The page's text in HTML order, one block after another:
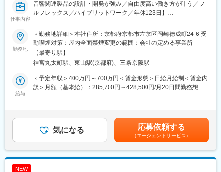
助など充実した福利厚生があります。また、頑張りを少しでも還
元したいとの思いから数年ごとに社員旅行があり、2018年には社
変更の範囲：会社の定める業務
仕事内容
音響関連製品の設計・開発が強み／自由度高い働き方が叶う／フ
ルフレックス／ハイブリットワーク／年休123日】
■職務内容：
回路・基板設計エンジニアとして、オーディオ製品または新規プ
ロダクト開発に携わっていただきます。
入社後はベテランエンジニアのもとで、仕様検討～設計～評価ま
で段階的に経験を積んでいただきます。
※プロジェクトや担当フェーズはご経験により決定いたします。
製品の設計を実施しております。
＜2＞新規プロジェクトの設計：
ネットワーク・センサー・AI・モバイルアプリを組み合わせた、
勤務地
＜勤務地詳細＞本社住所：京都府京都市左京区岡崎徳成町24-6 受
動喫煙対策：屋内全面禁煙変更の範囲：会社の定める事業所
【最寄り駅】
神宮丸太町駅、東山駅(京都府)、三条京阪駅
給与
＜予定年収＞400万円～700万円＜賃金形態＞日給月給制＜賃金内
訳＞月額（基本給）：285,700円～428,500円/月20日間勤務想定
り、選考を通じて上下する可能性があります。月給(月額)は固定手
当を含めた表記です。
気になる 応募依頼する
（エージェントサービス）
NEW